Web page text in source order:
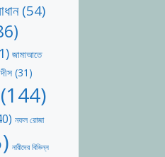
(54)
জামাআতে
(31)
(144)
নফল রোজা
নারীদের বিভিন্ন